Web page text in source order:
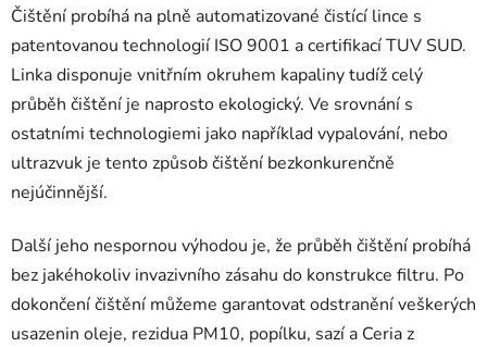
Čištění probíhá na plně automatizované čistící lince s
patentovanou technologií ISO 9001 a certifikací TUV SUD.
Linka disponuje vnitřním okruhem kapaliny tudíž celý
průběh čištění je naprosto ekologický. Ve srovnání s
ostatními technologiemi jako například vypalování, nebo
ultrazvuk je tento způsob čištění bezkonkurenčně
nejúčinnější.
Další jeho nespornou výhodou je, že průběh čištění probíhá
bez jakéhokoliv invazivního zásahu do konstrukce filtru. Po
dokončení čištění můžeme garantovat odstranění veškerých
usazenin oleje, rezidua PM10, popílku, sazí a Ceria z